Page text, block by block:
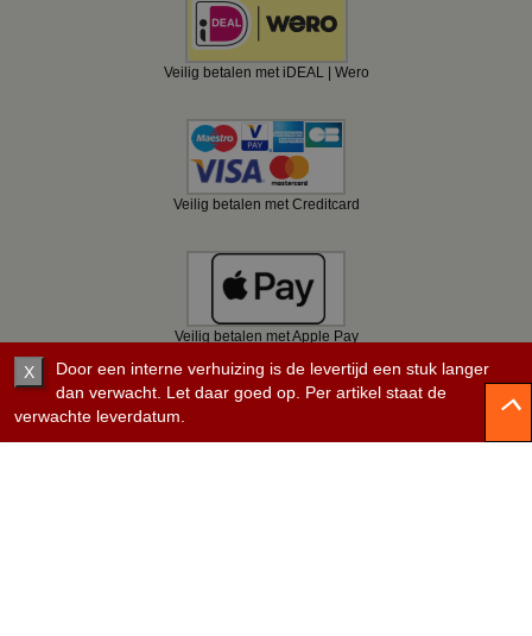
Veilig betalen met iDEAL | Wero
Veilig betalen met Creditcard
Veilig betalen met Apple Pay
X
Door een interne verhuizing is de levertijd een stuk langer
dan verwacht. Let daar goed op. Per artikel staat de
verwachte leverdatum.